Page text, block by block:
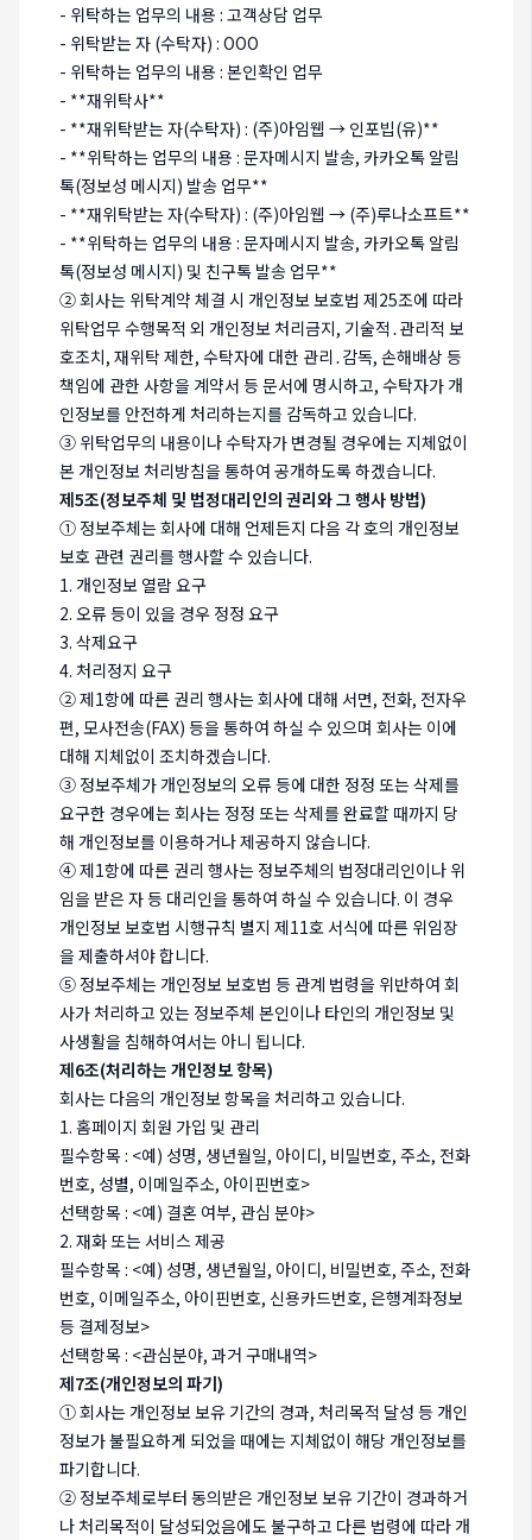
- 위탁하는 업무의 내용 : 고객상담 업무
- 위탁받는 자 (수탁자) : OOO
- 위탁하는 업무의 내용 : 본인확인 업무
- **재위탁사**
- **재위탁받는 자(수탁자) : (주)아임웹 → 인포빕(유)**
- **위탁하는 업무의 내용 : 문자메시지 발송, 카카오톡 알림
톡(정보성 메시지) 발송 업무**
- **재위탁받는 자(수탁자) : (주)아임웹 → (주)루나소프트**
- **위탁하는 업무의 내용 : 문자메시지 발송, 카카오톡 알림
톡(정보성 메시지) 및 친구톡 발송 업무**
② 회사는 위탁계약 체결 시 개인정보 보호법 제25조에 따라
위탁업무 수행목적 외 개인정보 처리금지, 기술적․관리적 보
호조치, 재위탁 제한, 수탁자에 대한 관리․감독, 손해배상 등
책임에 관한 사항을 계약서 등 문서에 명시하고, 수탁자가 개
인정보를 안전하게 처리하는지를 감독하고 있습니다.
③ 위탁업무의 내용이나 수탁자가 변경될 경우에는 지체없이
본 개인정보 처리방침을 통하여 공개하도록 하겠습니다.
제5조(정보주체 및 법정대리인의 권리와 그 행사 방법)
① 정보주체는 회사에 대해 언제든지 다음 각 호의 개인정보
보호 관련 권리를 행사할 수 있습니다.
1. 개인정보 열람 요구
2. 오류 등이 있을 경우 정정 요구
3. 삭제요구
4. 처리정지 요구
② 제1항에 따른 권리 행사는 회사에 대해 서면, 전화, 전자우
편, 모사전송(FAX) 등을 통하여 하실 수 있으며 회사는 이에
대해 지체없이 조치하겠습니다.
③ 정보주체가 개인정보의 오류 등에 대한 정정 또는 삭제를
요구한 경우에는 회사는 정정 또는 삭제를 완료할 때까지 당
해 개인정보를 이용하거나 제공하지 않습니다.
④ 제1항에 따른 권리 행사는 정보주체의 법정대리인이나 위
임을 받은 자 등 대리인을 통하여 하실 수 있습니다. 이 경우
개인정보 보호법 시행규칙 별지 제11호 서식에 따른 위임장
을 제출하셔야 합니다.
⑤ 정보주체는 개인정보 보호법 등 관계 법령을 위반하여 회
사가 처리하고 있는 정보주체 본인이나 타인의 개인정보 및
사생활을 침해하여서는 아니 됩니다.
제6조(처리하는 개인정보 항목)
회사는 다음의 개인정보 항목을 처리하고 있습니다.
1. 홈페이지 회원 가입 및 관리
필수항목 : <예) 성명, 생년월일, 아이디, 비밀번호, 주소, 전화
번호, 성별, 이메일주소, 아이핀번호>
선택항목 : <예) 결혼 여부, 관심 분야>
2. 재화 또는 서비스 제공
필수항목 : <예) 성명, 생년월일, 아이디, 비밀번호, 주소, 전화
번호, 이메일주소, 아이핀번호, 신용카드번호, 은행계좌정보
등 결제정보>
선택항목 : <관심분야, 과거 구매내역>
제7조(개인정보의 파기)
① 회사는 개인정보 보유 기간의 경과, 처리목적 달성 등 개인
정보가 불필요하게 되었을 때에는 지체없이 해당 개인정보를
파기합니다.
② 정보주체로부터 동의받은 개인정보 보유 기간이 경과하거
나 처리목적이 달성되었음에도 불구하고 다른 법령에 따라 개